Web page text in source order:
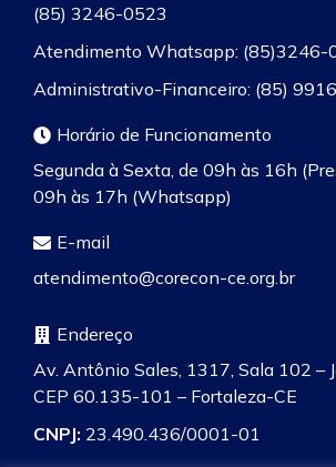
(85) 3246-0523
Atendimento Whatsapp: (85)3246-
Administrativo-Financeiro: (85)
Horário de Funcionamento
Segunda à Sexta, de 09h às 16h
09h às 17h (Whatsapp)
E-mail
atendimento@corecon-ce.org.br
Endereço
Av. Antônio Sales, 1317, Sala 102 –
CEP 60.135-101 – Fortaleza-CE
CNPJ: 23.490.436/0001-01